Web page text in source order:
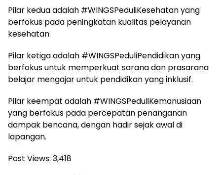
Pilar kedua adalah #WINGSPeduliKesehatan yang
berfokus pada peningkatan kualitas pelayanan
kesehatan.
Pilar ketiga adalah #WINGSPeduliPendidikan yang
berfokus untuk memperkuat sarana dan prasarana
belajar mengajar untuk pendidikan yang inklusif.
Pilar keempat adalah #WINGSPeduliKemanusiaan
yang berfokus pada percepatan penanganan
dampak bencana, dengan hadir sejak awal di
lapangan.
Post Views: 3,418